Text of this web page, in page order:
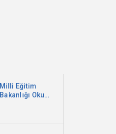
Milli Eğitim
Bakanlığı Okul